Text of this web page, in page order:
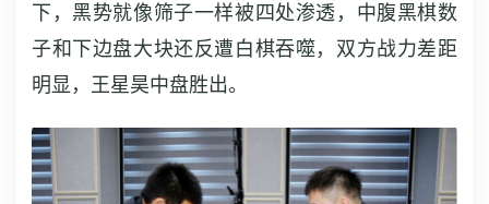
下，黑势就像筛子一样被四处渗透，中腹黑棋数
子和下边盘大块还反遭白棋吞噬，双方战力差距
明显，王星昊中盘胜出。